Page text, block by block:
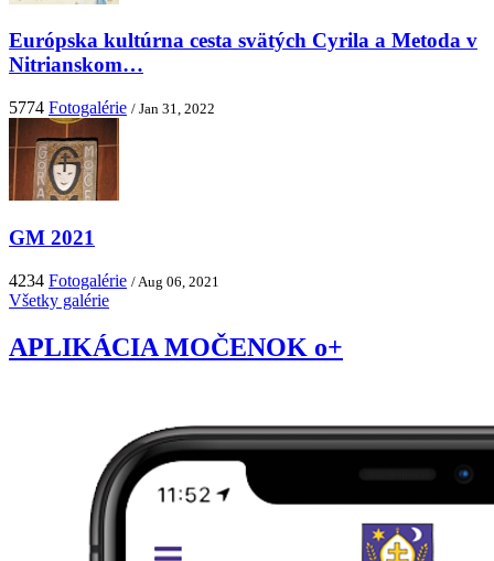
Európska kultúrna cesta svätých Cyrila a Metoda v
Nitrianskom…
5774 Fotogalérie / Jan 31, 2022
GM 2021
4234 Fotogalérie / Aug 06, 2021
Všetky galérie
APLIKÁCIA MOČENOK o+